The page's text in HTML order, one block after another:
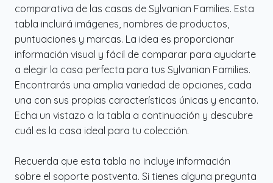
comparativa de las casas de Sylvanian Families. Esta
tabla incluirá imágenes, nombres de productos,
puntuaciones y marcas. La idea es proporcionar
información visual y fácil de comparar para ayudarte
a elegir la casa perfecta para tus Sylvanian Families.
Encontrarás una amplia variedad de opciones, cada
una con sus propias características únicas y encanto.
Echa un vistazo a la tabla a continuación y descubre
cuál es la casa ideal para tu colección.
Recuerda que esta tabla no incluye información
sobre el soporte postventa. Si tienes alguna pregunta